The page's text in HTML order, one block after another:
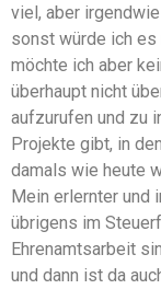
viel, aber
sonst würde ich
möchte ich aber
überhaupt nicht
aufzurufen und zu
Projekte gibt, in
damals wie heute
Mein erlernter und
übrigens im
Ehrenamtsarbeit
und dann ist da